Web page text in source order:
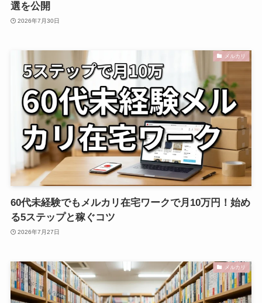
選を公開
2026年7月30日
メルカリ
60代未経験でもメルカリ在宅ワークで月10万円！始め
る5ステップと稼ぐコツ
2026年7月27日
メルカリ